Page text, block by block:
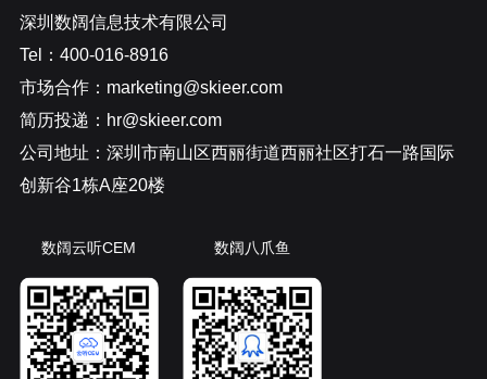
数阔云听CEM 数阔八爪鱼
深圳数阔信息技术有限公司
Tel：400-016-8916
市场合作：marketing@skieer.com
简历投递：hr@skieer.com
公司地址：深圳市南山区西丽街道西丽社区打石一路国际
创新谷1栋A座20楼